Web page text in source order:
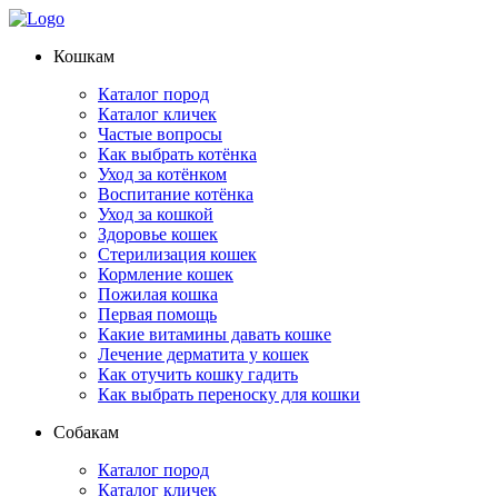
Кошкам
Каталог пород
Каталог кличек
Частые вопросы
Как выбрать котёнка
Уход за котёнком
Воспитание котёнка
Уход за кошкой
Здоровье кошек
Стерилизация кошек
Кормление кошек
Пожилая кошка
Первая помощь
Какие витамины давать кошке
Лечение дерматита у кошек
Как отучить кошку гадить
Как выбрать переноску для кошки
Собакам
Каталог пород
Каталог кличек